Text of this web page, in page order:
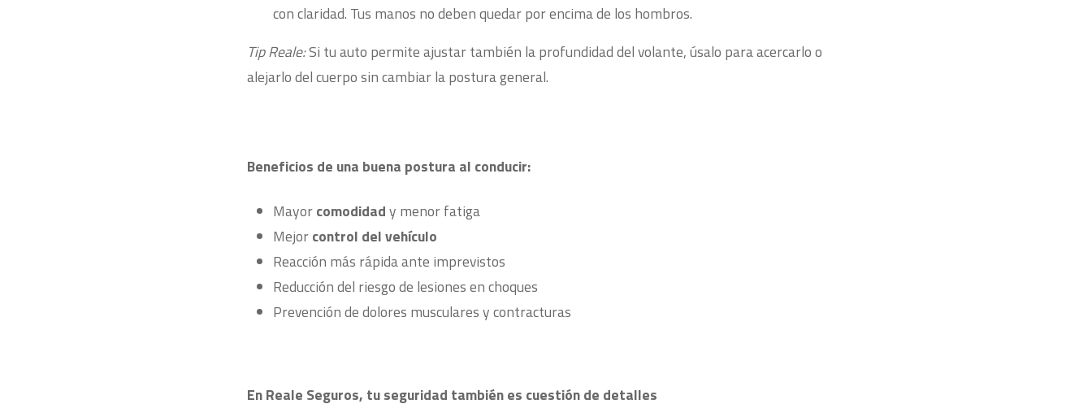
con claridad. Tus manos no deben quedar por encima de los hombros.
Tip Reale:Si tu auto permite ajustar también la profundidad del volante, úsalo para acercarlo o
alejarlo del cuerpo sin cambiar la postura general.
Beneficios de una buena postura al conducir:
Mayorcomodidady menor fatiga
Mejorcontrol del vehículo
Reacción más rápida ante imprevistos
Reducción del riesgo de lesiones en choques
Prevención de dolores musculares y contracturas
En Reale Seguros, tu seguridad también es cuestión de detalles